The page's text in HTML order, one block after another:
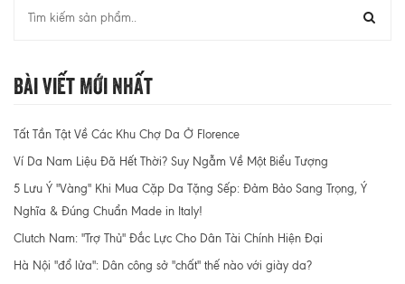
Bài Viết Mới Nhất
Tất Tần Tật Về Các Khu Chợ Da Ở Florence
Ví Da Nam Liệu Đã Hết Thời? Suy Ngẫm Về Một Biểu Tượng
5 Lưu Ý "Vàng" Khi Mua Cặp Da Tặng Sếp: Đảm Bảo Sang Trọng, Ý
Nghĩa & Đúng Chuẩn Made in Italy!
Clutch Nam: "Trợ Thủ" Đắc Lực Cho Dân Tài Chính Hiện Đại
Hà Nội "đổ lửa": Dân công sở "chất" thế nào với giày da?